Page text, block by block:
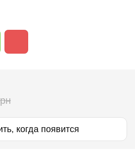
когда появится